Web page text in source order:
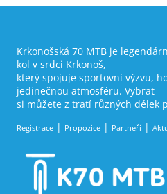
Krkonošská 70 MTB je
kol v srdci Krkonoš,
který spojuje sportovní výzvu,
jedinečnou atmosféru. Vybrat
si můžete z tratí různých délek
Registrace Propozice Partneři